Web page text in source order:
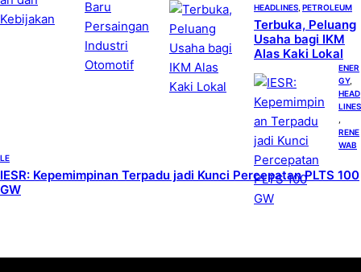
HEADLINES PETROLEUM
Terbuka, Peluang
Usaha bagi IKM
Alas Kaki Lokal
ENER
GY
HEAD
LINES
RENE
WAB
LE
IESR: Kepemimpinan Terpadu jadi Kunci Percepatan PLTS 100
GW